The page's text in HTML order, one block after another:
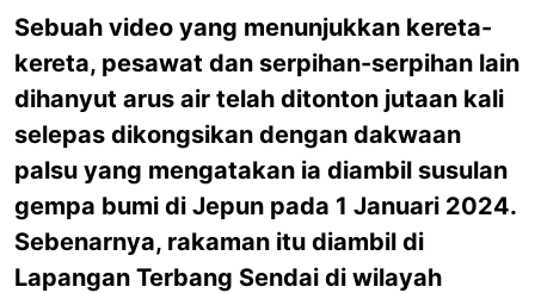
Sebuah video yang menunjukkan kereta-
kereta, pesawat dan serpihan-serpihan lain
dihanyut arus air telah ditonton jutaan kali
selepas dikongsikan dengan dakwaan
palsu yang mengatakan ia diambil susulan
gempa bumi di Jepun pada 1 Januari 2024.
Sebenarnya, rakaman itu diambil di
Lapangan Terbang Sendai di wilayah